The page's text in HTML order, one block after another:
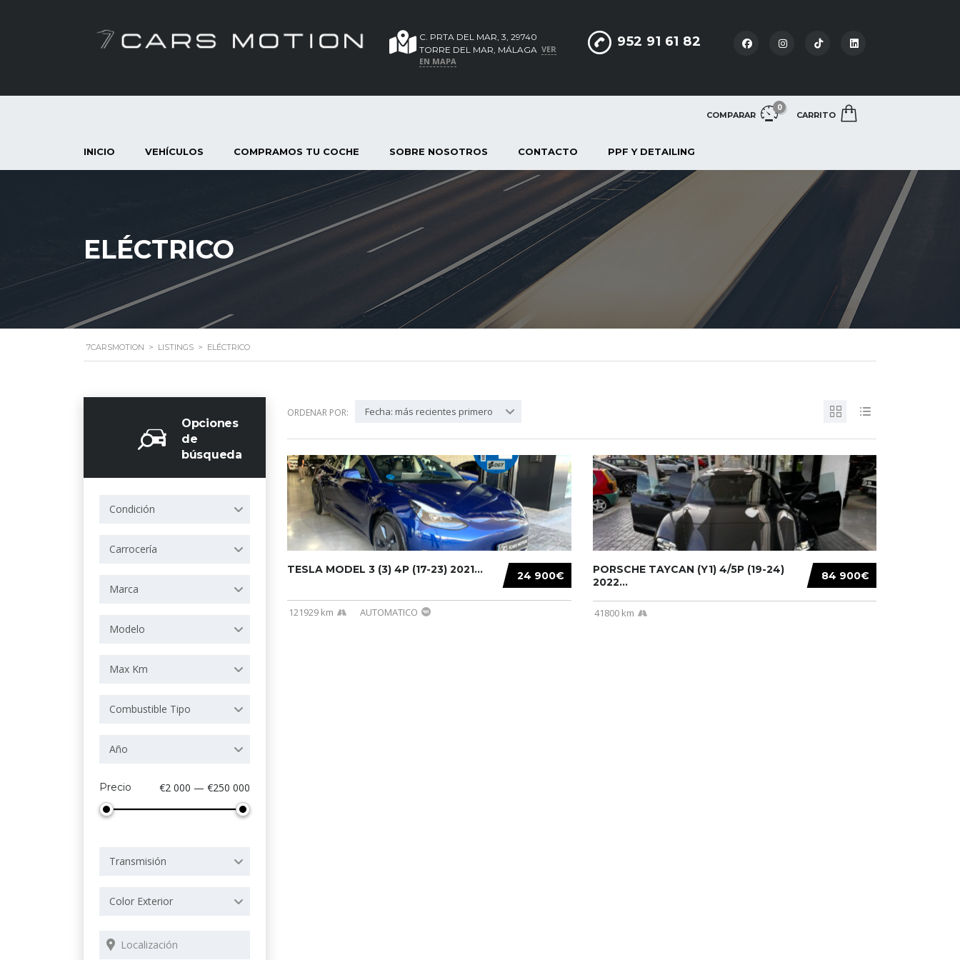
952 91 61 82
C. PRTA DEL MAR, 3, 29740
TORRE DEL MAR, MÁLAGA VER
EN MAPA
COMPARAR
0
CARRITO
INICIO VEHÍCULOS COMPRAMOS TU COCHE SOBRE NOSOTROS CONTACTO PPF Y DETAILING
ELÉCTRICO
7CARSMOTION > LISTINGS > ELÉCTRICO
Opciones
de
búsqueda
Condición
Carrocería
Marca
Modelo
Max Km
Combustible Tipo
Año
Precio €2 000 — €250 000
Transmisión
Color Exterior
ORDENAR POR: Fecha: más recientes primero
24 900€
TESLA MODEL 3 (3) 4P (17-23) 2021...
121929 km AUTOMATICO
84 900€
PORSCHE TAYCAN (Y1) 4/5P (19-24)
2022...
41800 km